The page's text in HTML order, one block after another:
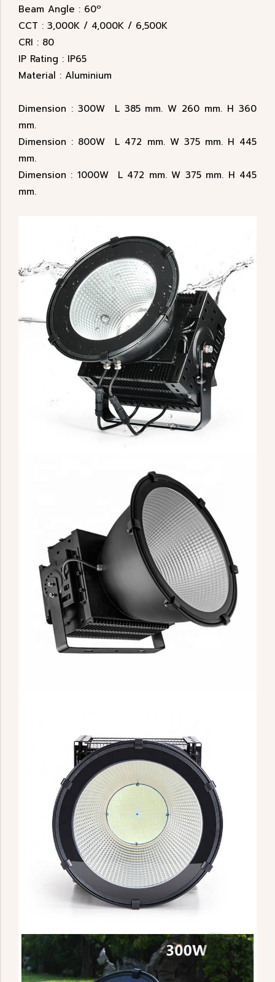
Beam Angle : 60º
CCT : 3,000K / 4,000K / 6,500K
CRI : 80
IP Rating : IP65
Material : Aluminium
Dimension : 300W L 385 mm. W 260 mm. H 360
mm.
Dimension : 800W L 472 mm. W 375 mm. H 445
mm.
Dimension : 1000W L 472 mm. W 375 mm. H 445
mm.